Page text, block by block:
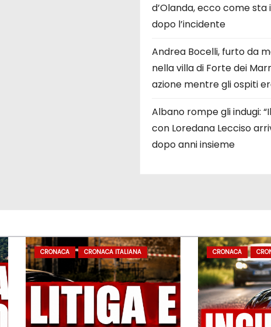
d’Olanda, ecco come
dopo l’incidente
Andrea Bocelli, furto da
nella villa di Forte dei
azione mentre gli ospiti
Albano rompe gli indugi:
con Loredana Lecciso
dopo anni insieme
CRONACA CRONACA ITALIANA CRONACA